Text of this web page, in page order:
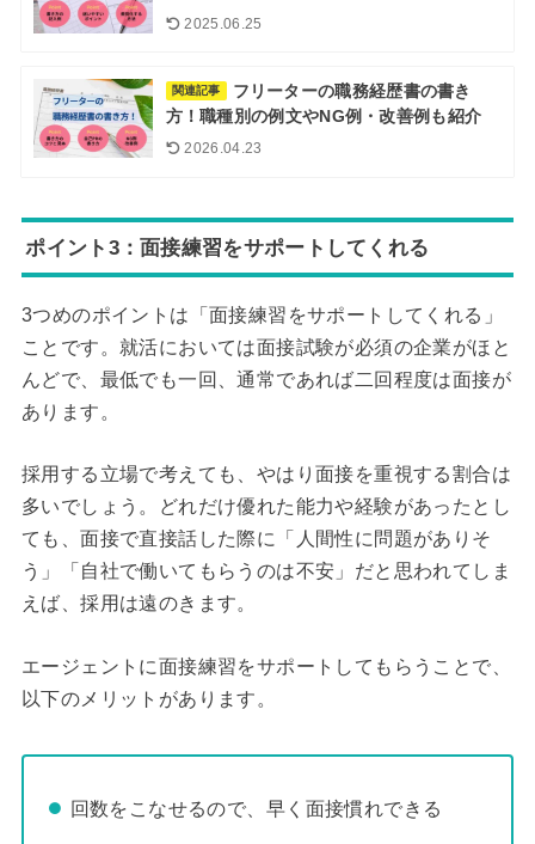
2025.06.25
関連記事
フリーターの職務経歴書の書き
方！職種別の例文やNG例・改善例も紹介
2026.04.23
ポイント3：面接練習をサポートしてくれる
3つめのポイントは「面接練習をサポートしてくれる」
ことです。就活においては面接試験が必須の企業がほと
んどで、最低でも一回、通常であれば二回程度は面接が
あります。
採用する立場で考えても、やはり面接を重視する割合は
多いでしょう。どれだけ優れた能力や経験があったとし
ても、面接で直接話した際に「人間性に問題がありそ
う」「自社で働いてもらうのは不安」だと思われてしま
えば、採用は遠のきます。
エージェントに面接練習をサポートしてもらうことで、
以下のメリットがあります。
回数をこなせるので、早く面接慣れできる